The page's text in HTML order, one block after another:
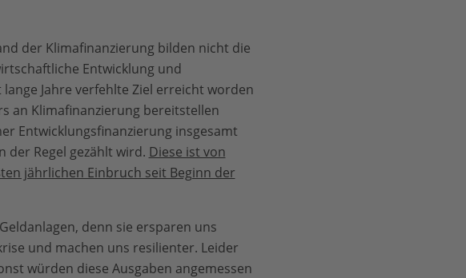
der Klimafinanzierung bilden nicht die
Entwicklung und
Jahre verfehlte Ziel erreicht worden
an Klimafinanzierung bereitstellen
Entwicklungsfinanzierung insgesamt
der Regel gezählt wird. Diese ist von
jährlichen Einbruch seit Beginn der
denn sie ersparen uns
und machen uns resilienter. Leider
würden diese Ausgaben angemessen